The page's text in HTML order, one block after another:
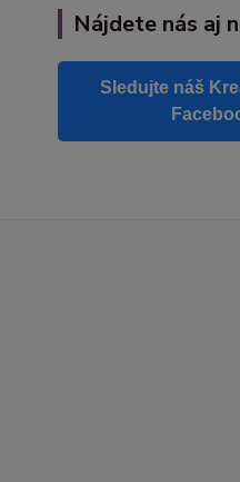
Nájdete nás aj
Sledujte náš